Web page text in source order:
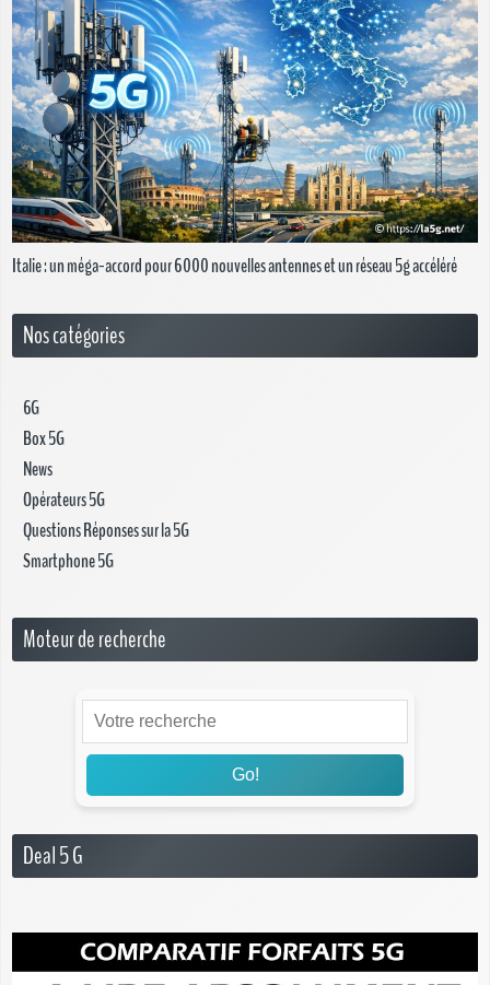
Italie : un méga-accord pour 6 000 nouvelles antennes et un réseau 5g accéléré
Nos catégories
6G
Box 5G
News
Opérateurs 5G
Questions Réponses sur la 5G
Smartphone 5G
Moteur de recherche
Go!
Deal 5 G